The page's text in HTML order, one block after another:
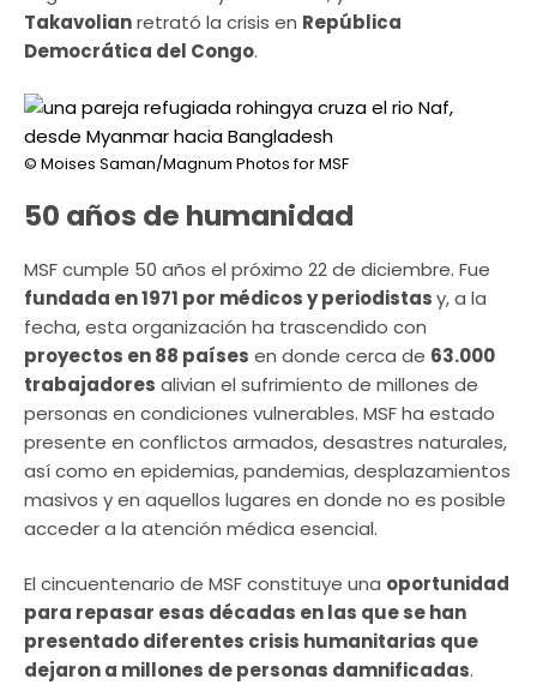
Takavolianretrató la crisis en República
Democrática del Congo.
© Moises Saman/Magnum Photos for MSF
50 años de humanidad
MSF cumple 50 años el próximo 22 de diciembre. Fue
fundada en 1971 por médicos y periodistasy, a la
fecha, esta organización ha trascendido con
proyectos en 88 países en donde cerca de 63.000
trabajadores alivian el sufrimiento de millones de
personas en condiciones vulnerables. MSF ha estado
presente en conflictos armados, desastres naturales,
así como en epidemias, pandemias, desplazamientos
masivos y en aquellos lugares en donde no es posible
acceder a la atención médica esencial.
El cincuentenario de MSF constituye una oportunidad
para repasar esas décadas en las que se han
presentado diferentes crisis humanitarias que
dejaron a millones de personas damnificadas.